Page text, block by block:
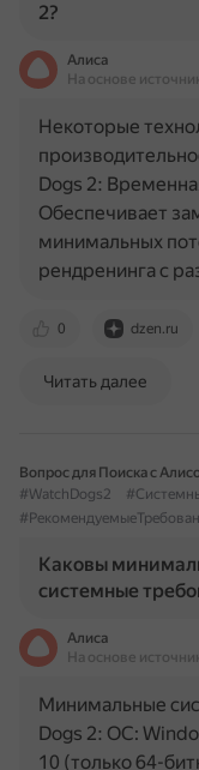
2?
Алиса
На основе
0 dzen.ru
Некоторые
Dogs 2:
Обеспечивает
минимальных
рендренинга с
Читать далее
Вопрос для Поиска с
#WatchDogs2
Каковы
системные
Алиса
На основе
Минимальные
Dogs 2: ОС:
10 (только 64-